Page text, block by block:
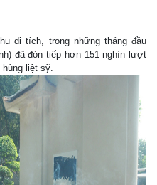
di tích, trong những tháng đầu
đã đón tiếp hơn 151 nghìn lượt
liệt sỹ.